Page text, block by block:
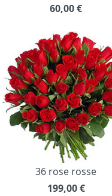
60,00€
36 rose rosse
199,00 €